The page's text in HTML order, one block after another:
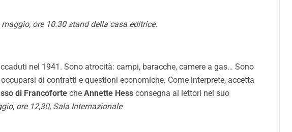
maggio, ore 10.30 stand della casa editrice.
nel 1941. Sono atrocità: campi, baracche, camere a gas… Sono
di contratti e questioni economiche. Come interprete, accetta
di Francoforte che Annette Hess consegna ai lettori nel suo
ore 12,30, Sala Internazionale